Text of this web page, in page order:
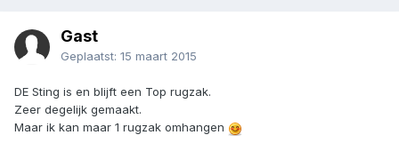
Gast
Geplaatst: 15 maart 2015
DE Sting is en blijft een Top rugzak.
Zeer degelijk gemaakt.
Maar ik kan maar 1 rugzak omhangen